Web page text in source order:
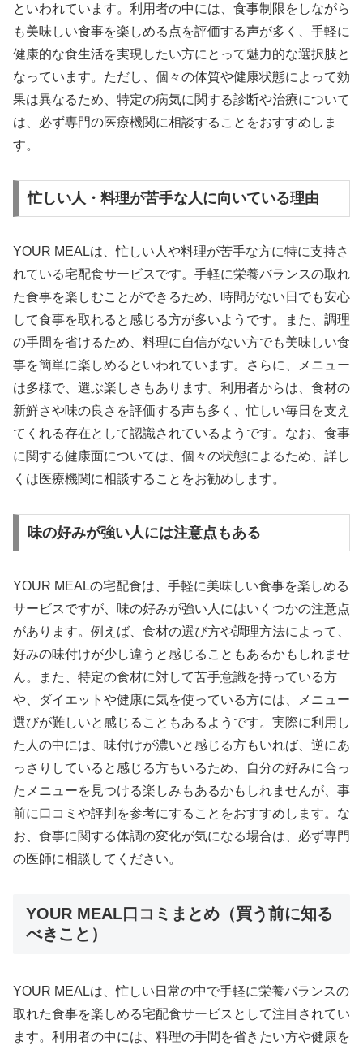
といわれています。利用者の中には、食事制限をしながら
も美味しい食事を楽しめる点を評価する声が多く、手軽に
健康的な食生活を実現したい方にとって魅力的な選択肢と
なっています。ただし、個々の体質や健康状態によって効
果は異なるため、特定の病気に関する診断や治療について
は、必ず専門の医療機関に相談することをおすすめしま
す。
忙しい人・料理が苦手な人に向いている理由
YOUR MEALは、忙しい人や料理が苦手な方に特に支持さ
れている宅配食サービスです。手軽に栄養バランスの取れ
た食事を楽しむことができるため、時間がない日でも安心
して食事を取れると感じる方が多いようです。また、調理
の手間を省けるため、料理に自信がない方でも美味しい食
事を簡単に楽しめるといわれています。さらに、メニュー
は多様で、選ぶ楽しさもあります。利用者からは、食材の
新鮮さや味の良さを評価する声も多く、忙しい毎日を支え
てくれる存在として認識されているようです。なお、食事
に関する健康面については、個々の状態によるため、詳し
くは医療機関に相談することをお勧めします。
味の好みが強い人には注意点もある
YOUR MEALの宅配食は、手軽に美味しい食事を楽しめる
サービスですが、味の好みが強い人にはいくつかの注意点
があります。例えば、食材の選び方や調理方法によって、
好みの味付けが少し違うと感じることもあるかもしれませ
ん。また、特定の食材に対して苦手意識を持っている方
や、ダイエットや健康に気を使っている方には、メニュー
選びが難しいと感じることもあるようです。実際に利用し
た人の中には、味付けが濃いと感じる方もいれば、逆にあ
っさりしていると感じる方もいるため、自分の好みに合っ
たメニューを見つける楽しみもあるかもしれませんが、事
前に口コミや評判を参考にすることをおすすめします。な
お、食事に関する体調の変化が気になる場合は、必ず専門
の医師に相談してください。
YOUR MEAL口コミまとめ（買う前に知る
べきこと）
YOUR MEALは、忙しい日常の中で手軽に栄養バランスの
取れた食事を楽しめる宅配食サービスとして注目されてい
ます。利用者の中には、料理の手間を省きたい方や健康を